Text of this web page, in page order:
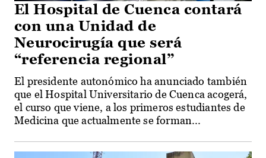
El Hospital de Cuenca contará
con una Unidad de
Neurocirugía que será
“referencia regional”
El presidente autonómico ha anunciado también
que el Hospital Universitario de Cuenca acogerá,
el curso que viene, a los primeros estudiantes de
Medicina que actualmente se forman...